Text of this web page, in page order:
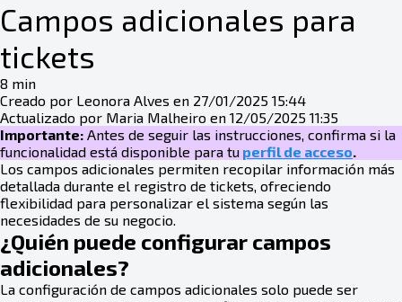
Campos adicionales para
tickets
8 min
Creado por Leonora Alves en 27/01/2025 15:44
Actualizado por Maria Malheiro en 12/05/2025 11:35
Importante: Antes de seguir las instrucciones, confirma si la
funcionalidad está disponible para tu perfil de acceso.
Los campos adicionales permiten recopilar información más
detallada durante el registro de tickets, ofreciendo
flexibilidad para personalizar el sistema según las
necesidades de su negocio.
¿Quién puede configurar campos
adicionales?
La configuración de campos adicionales solo puede ser